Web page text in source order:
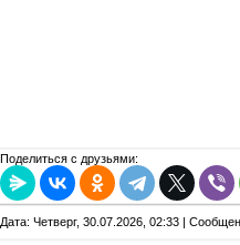
Поделиться с друзьями:
Дата: Четверг, 30.07.2026, 02:33 |